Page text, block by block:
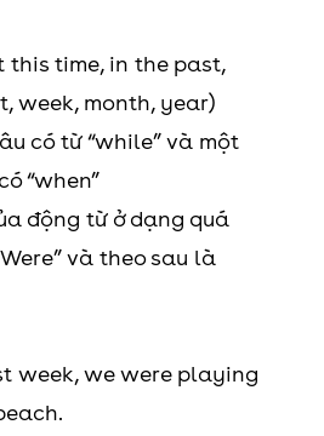
this time, in the past,
week, month, year)
có từ “while” và một
“when”
động từ ở dạng quá
và theo sau là
week, we were playing